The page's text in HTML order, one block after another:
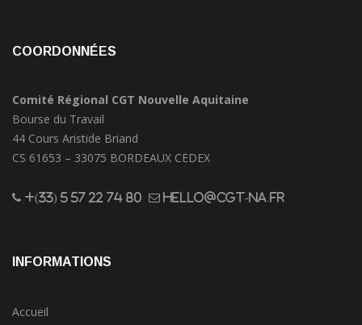
COORDONNÉES
Comité Régional CGT Nouvelle Aquitaine
Bourse du Travail
44 Cours Aristide Briand
CS 61653 – 33075 BORDEAUX CEDEX
+(33) 5 57 22 74 80 hello@cgt-na.fr
INFORMATIONS
Accueil